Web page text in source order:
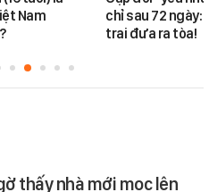
Nam
chỉ sau 72 ngày:
trai đưa ra tòa!
thấy nhà mới mọc lên